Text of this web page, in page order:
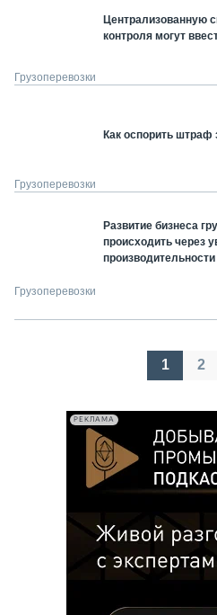
Централизованную
контроля могут
Грузоперевозки
Как оспорить штраф
Грузоперевозки
Развитие бизнеса
происходить через
Грузоперевозки
1 2
РЕКЛАМА